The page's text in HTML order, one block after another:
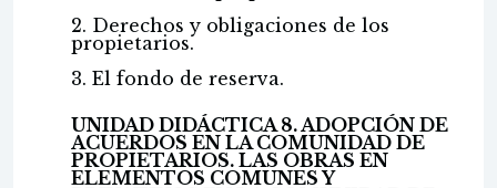
2. Derechos y obligaciones de los
propietarios.
3. El fondo de reserva.
UNIDAD DIDÁCTICA 8. ADOPCIÓN DE
ACUERDOS EN LA COMUNIDAD DE
PROPIETARIOS. LAS OBRAS EN
ELEMENTOS COMUNES Y